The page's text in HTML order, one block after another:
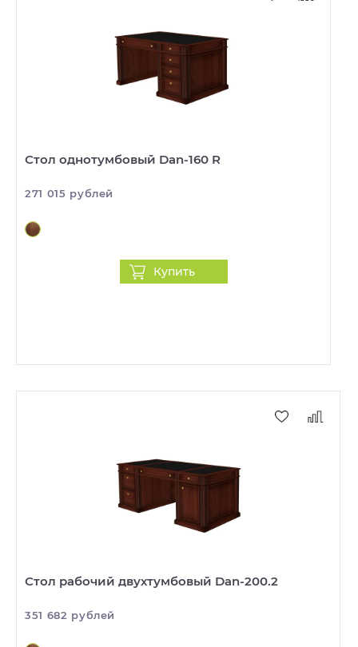
Стол однотумбовый Dan-160 R
271 015 рублей
Купить
Стол рабочий двухтумбовый Dan-200.2
351 682 рублей